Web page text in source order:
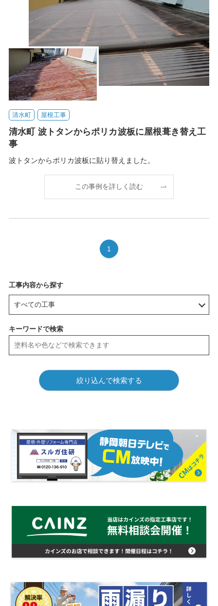
清水町 屋根工事
清水町 波トタンからポリカ波板に屋根葺き替え工
事
波トタンからポリカ波板に貼り替えました。
この事例を詳しく読む
1
工事内容から探す
キーワードで検索